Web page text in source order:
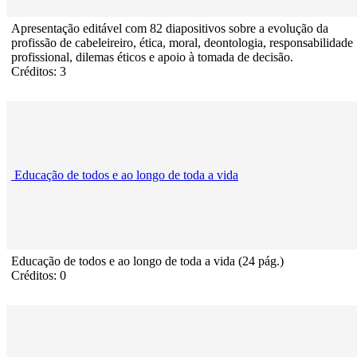
Apresentação editável com 82 diapositivos sobre a evolução da
profissão de cabeleireiro, ética, moral, deontologia, responsabilidade
profissional, dilemas éticos e apoio à tomada de decisão.
Créditos: 3
Educação de todos e ao longo de toda a vida
Educação de todos e ao longo de toda a vida (24 pág.)
Créditos: 0